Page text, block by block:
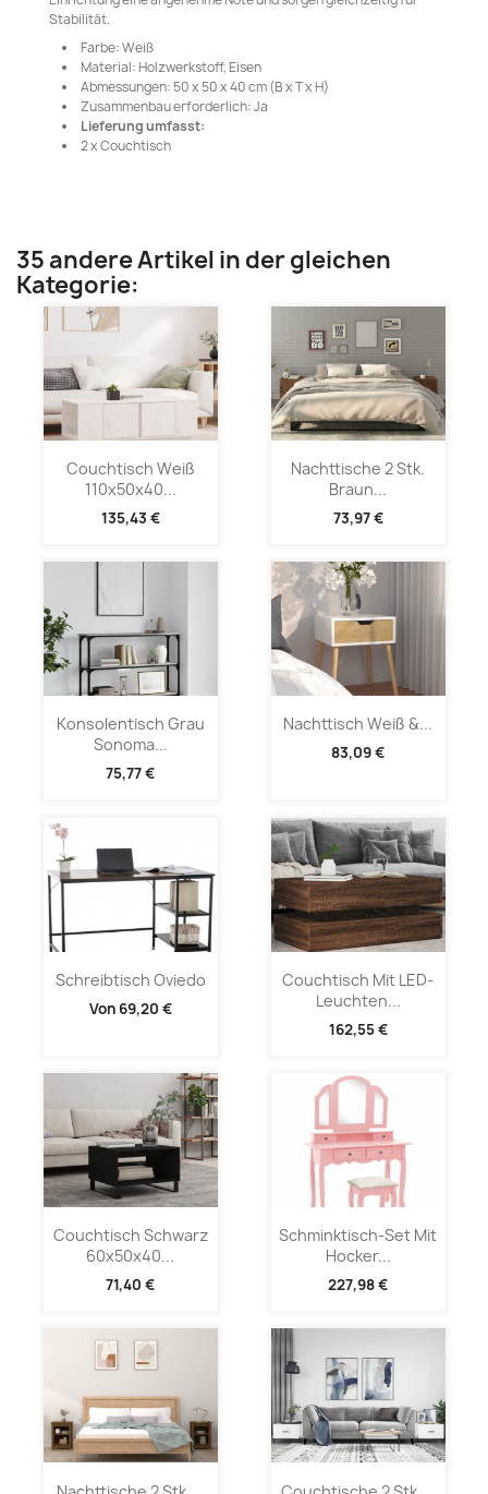
Stabilität.
Farbe: Weiß
Material: Holzwerkstoff, Eisen
Abmessungen: 50 x 50 x 40 cm (B x T x H)
Zusammenbau erforderlich: Ja
Lieferung umfasst:
2 x Couchtisch
35 andere Artikel in der gleichen
Kategorie:
Couchtisch Weiß
110x50x40...
135,43 €
Nachttische 2 Stk.
Braun...
73,97 €
Konsolentisch Grau
Sonoma...
75,77 €
Nachttisch Weiß &...
83,09 €
Schreibtisch Oviedo
Von 69,20 €
Couchtisch Mit LED-
Leuchten...
162,55 €
Couchtisch Schwarz
60x50x40...
71,40 €
Schminktisch-Set Mit
Hocker...
227,98 €